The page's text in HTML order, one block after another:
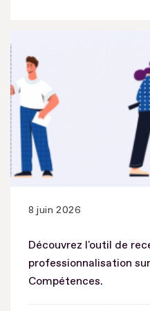
8 juin 2026
Découvrez l'outil de
professionnalisation
Compétences.